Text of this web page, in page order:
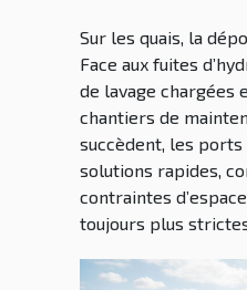
Sur les quais, la
Face aux fuites
de lavage chargées
chantiers de
succèdent, les
solutions rapides,
contraintes
toujours plus strictes.